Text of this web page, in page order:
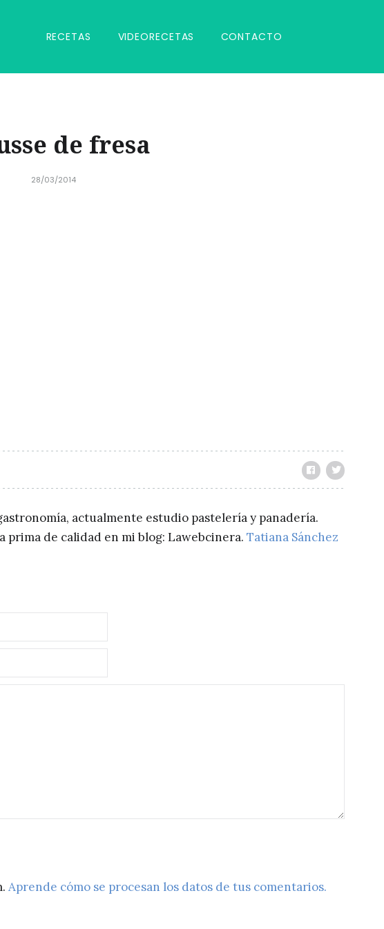
RECETAS VIDEORECETAS CONTACTO
de fresa
28/03/2014
actualmente estudio pastelería y panadería.
de calidad en mi blog: Lawebcinera. Tatiana Sánchez
Aprende cómo se procesan los datos de tus comentarios.